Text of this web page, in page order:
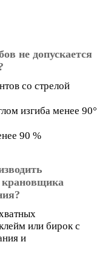
не допускается
со стрелой
изгиба менее 90°
90 %
или бирок с
и